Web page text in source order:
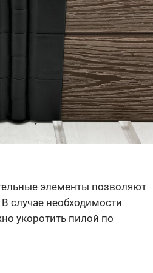
элементы позволяют
В случае необходимости
укоротить пилой по